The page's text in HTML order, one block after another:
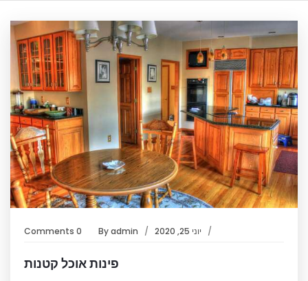
יוני 25, 2020 Byadmin
0 Comments
פינות אוכל קטנות